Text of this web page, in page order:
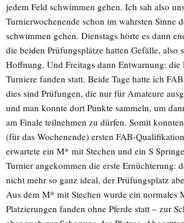
jedem Feld schwimmen gehen. Ich sah also
Turnierwochenende schon im wahrsten Sinne
schwimmen gehen. Dienstags hörte es dann
die beiden Prüfungsplätze hatten Gefälle, also
Hoffnung. Und Freitags dann Entwarnung: die
Turniere fanden statt. Beide Tage hatte ich
dies sind Prüfungen, die nur für Amateure
und man konnte dort Punkte sammeln, um
am Finale teilnehmen zu dürfen. Somit
(für das Wochenende) ersten FAB-
erwartete ein M* mit Stechen und ein S
Turnier angekommen die erste Ernüchterung:
nicht mehr so ganz ideal, der Prüfungsplatz
Aus dem M* mit Stechen wurde ein normales
Platzierungen fanden ohne Pferde statt – zur